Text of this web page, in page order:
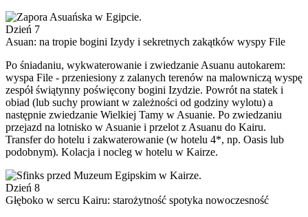
Dzień 7
Asuan: na tropie bogini Izydy i sekretnych zakątków wyspy File
Po śniadaniu, wykwaterowanie i zwiedzanie Asuanu autokarem:
wyspa File - przeniesiony z zalanych terenów na malowniczą wyspę
zespół świątynny poświęcony bogini Izydzie. Powrót na statek i
obiad (lub suchy prowiant w zależności od godziny wylotu) a
następnie zwiedzanie Wielkiej Tamy w Asuanie. Po zwiedzaniu
przejazd na lotnisko w Asuanie i przelot z Asuanu do Kairu.
Transfer do hotelu i zakwaterowanie (w hotelu 4*, np. Oasis lub
podobnym). Kolacja i nocleg w hotelu w Kairze.
Dzień 8
Głęboko w sercu Kairu: starożytność spotyka nowoczesność